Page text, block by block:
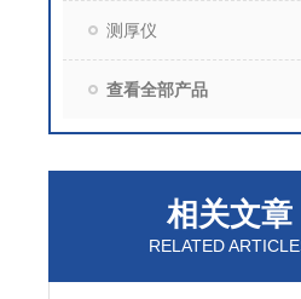
测厚仪
查看全部产品
相关文章
RELATED